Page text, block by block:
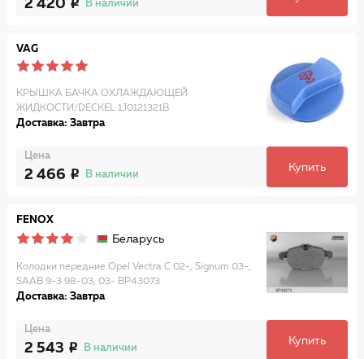
2 420 В наличии
VAG
КРЫШКА БАЧКА ОХЛАЖДАЮЩЕЙ
ЖИДКОСТИ/DECKEL 1J0121321B
Доставка: Завтра
Цена
2 466 В наличии
Купить
FENOX
Беларусь
Колодки передние Opel Vectra C 02-, Signum 03-,
SAAB 9-3 98-03, 03- BP43073
Доставка: Завтра
Цена
2 543 В наличии
Купить